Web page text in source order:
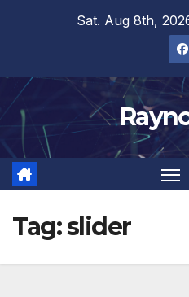
Sat. Aug 8th,
Tag:slider